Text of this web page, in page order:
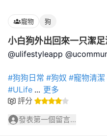
寵物 狗
小白狗外出回來一只潔
@ulifestyleapp
#狗狗日常 #狗奴 #寵物清潔
#ULife ... 更多
評分
發表第一個留言...